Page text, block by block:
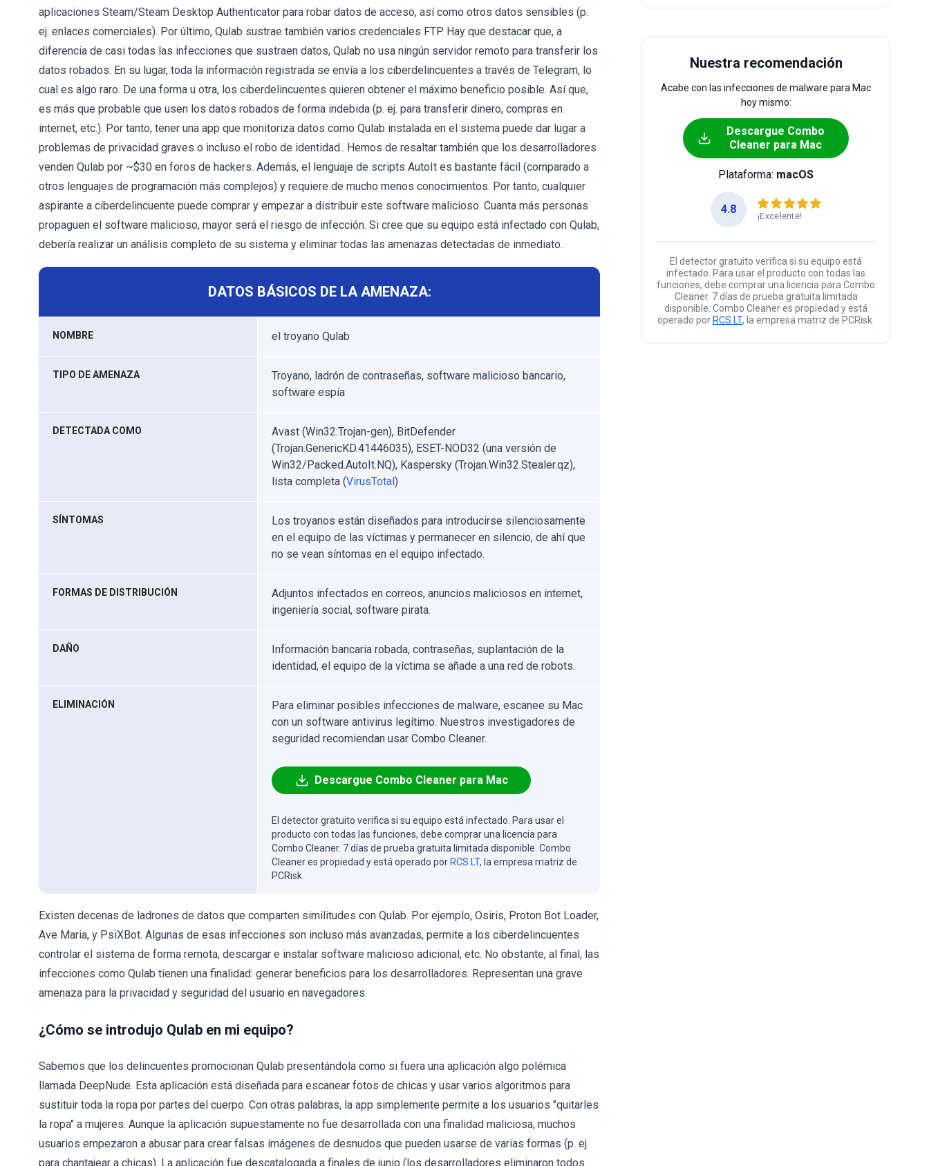
aplicaciones Steam/Steam Desktop Authenticator para robar datos de acceso, así como otros datos sensibles (p.
ej. enlaces comerciales). Por último, Qulab sustrae también varios credenciales FTP. Hay que destacar que, a
diferencia de casi todas las infecciones que sustraen datos, Qulab no usa ningún servidor remoto para transferir los
datos robados. En su lugar, toda la información registrada se envía a los ciberdelincuentes a través de Telegram, lo
cual es algo raro. De una forma u otra, los ciberdelincuentes quieren obtener el máximo beneficio posible. Así que,
es más que probable que usen los datos robados de forma indebida (p. ej. para transferir dinero, compras en
internet, etc.). Por tanto, tener una app que monitoriza datos como Qulab instalada en el sistema puede dar lugar a
problemas de privacidad graves o incluso el robo de identidad.. Hemos de resaltar también que los desarrolladores
venden Qulab por ~$30 en foros de hackers. Además, el lenguaje de scripts AutoIt es bastante fácil (comparado a
otros lenguajes de programación más complejos) y requiere de mucho menos conocimientos. Por tanto, cualquier
aspirante a ciberdelincuente puede comprar y empezar a distribuir este software malicioso. Cuanta más personas
propaguen el software malicioso, mayor será el riesgo de infección. Si cree que su equipo está infectado con Qulab,
debería realizar un análisis completo de su sistema y eliminar todas las amenazas detectadas de inmediato.
DATOS BÁSICOS DE LA AMENAZA:
NOMBRE el troyano Qulab
TIPO DE AMENAZA
Troyano, ladrón de contraseñas, software malicioso bancario,
software espía
DETECTADA COMO
Avast (Win32:Trojan-gen), BitDefender
(Trojan.GenericKD.41446035), ESET-NOD32 (una versión de
Win32/Packed.AutoIt.NQ), Kaspersky (Trojan.Win32.Stealer.qz),
lista completa (VirusTotal)
SÍNTOMAS
Los troyanos están diseñados para introducirse silenciosamente
en el equipo de las víctimas y permanecer en silencio, de ahí que
no se vean síntomas en el equipo infectado.
FORMAS DE DISTRIBUCIÓN
Adjuntos infectados en correos, anuncios maliciosos en internet,
ingeniería social, software pirata.
DAÑO
Información bancaria robada, contraseñas, suplantación de la
identidad, el equipo de la víctima se añade a una red de robots.
ELIMINACIÓN
Para eliminar posibles infecciones de malware, escanee su Mac
con un software antivirus legítimo. Nuestros investigadores de
seguridad recomiendan usar Combo Cleaner.
Descargue Combo Cleaner para Mac
El detector gratuito verifica si su equipo está infectado. Para usar el
producto con todas las funciones, debe comprar una licencia para
Combo Cleaner. 7 días de prueba gratuita limitada disponible. Combo
Cleaner es propiedad y está operado por RCS LT, la empresa matriz de
PCRisk.
Existen decenas de ladrones de datos que comparten similitudes con Qulab. Por ejemplo, Osiris, Proton Bot Loader,
Ave Maria, y PsiXBot. Algunas de esas infecciones son incluso más avanzadas, permite a los ciberdelincuentes
controlar el sistema de forma remota, descargar e instalar software malicioso adicional, etc. No obstante, al final, las
infecciones como Qulab tienen una finalidad: generar beneficios para los desarrolladores. Representan una grave
amenaza para la privacidad y seguridad del usuario en navegadores.
¿Cómo se introdujo Qulab en mi equipo?
Sabemos que los delincuentes promocionan Qulab presentándola como si fuera una aplicación algo polémica
llamada DeepNude. Esta aplicación está diseñada para escanear fotos de chicas y usar varios algoritmos para
sustituir toda la ropa por partes del cuerpo. Con otras palabras, la app simplemente permite a los usuarios "quitarles
la ropa" a mujeres. Aunque la aplicación supuestamente no fue desarrollada con una finalidad maliciosa, muchos
usuarios empezaron a abusar para crear falsas imágenes de desnudos que pueden usarse de varias formas (p. ej.
para chantajear a chicas). La aplicación fue descatalogada a finales de junio (los desarrolladores eliminaron todos
Nuestra recomendación
Acabe con las infecciones de malware para Mac
hoy mismo:
Descargue Combo
Cleaner para Mac
Plataforma: macOS
4.8
¡Excelente!
El detector gratuito verifica si su equipo está
infectado. Para usar el producto con todas las
funciones, debe comprar una licencia para Combo
Cleaner. 7 días de prueba gratuita limitada
disponible. Combo Cleaner es propiedad y está
operado por RCS LT, la empresa matriz de PCRisk.